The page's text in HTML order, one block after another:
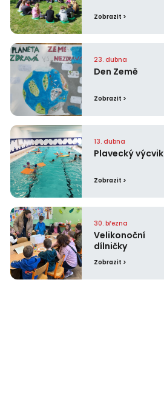
Zobrazit >
23. dubna
Den Země
Zobrazit >
13. dubna
Plavecký výcvik
Zobrazit >
30. března
Velikonoční
dílničky
Zobrazit >